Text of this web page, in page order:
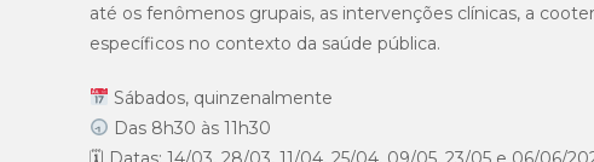
até os fenômenos grupais, as intervenções clínicas, a
específicos no contexto da saúde pública.
Sábados, quinzenalmente
Das 8h30 às 11h30